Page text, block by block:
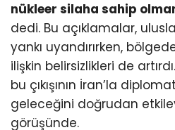
nükleer silaha sahip
dedi. Bu açıklamalar,
yankı uyandırırken,
ilişkin belirsizlikleri de
bu çıkışının İran’la
geleceğini doğrudan
görüşünde.